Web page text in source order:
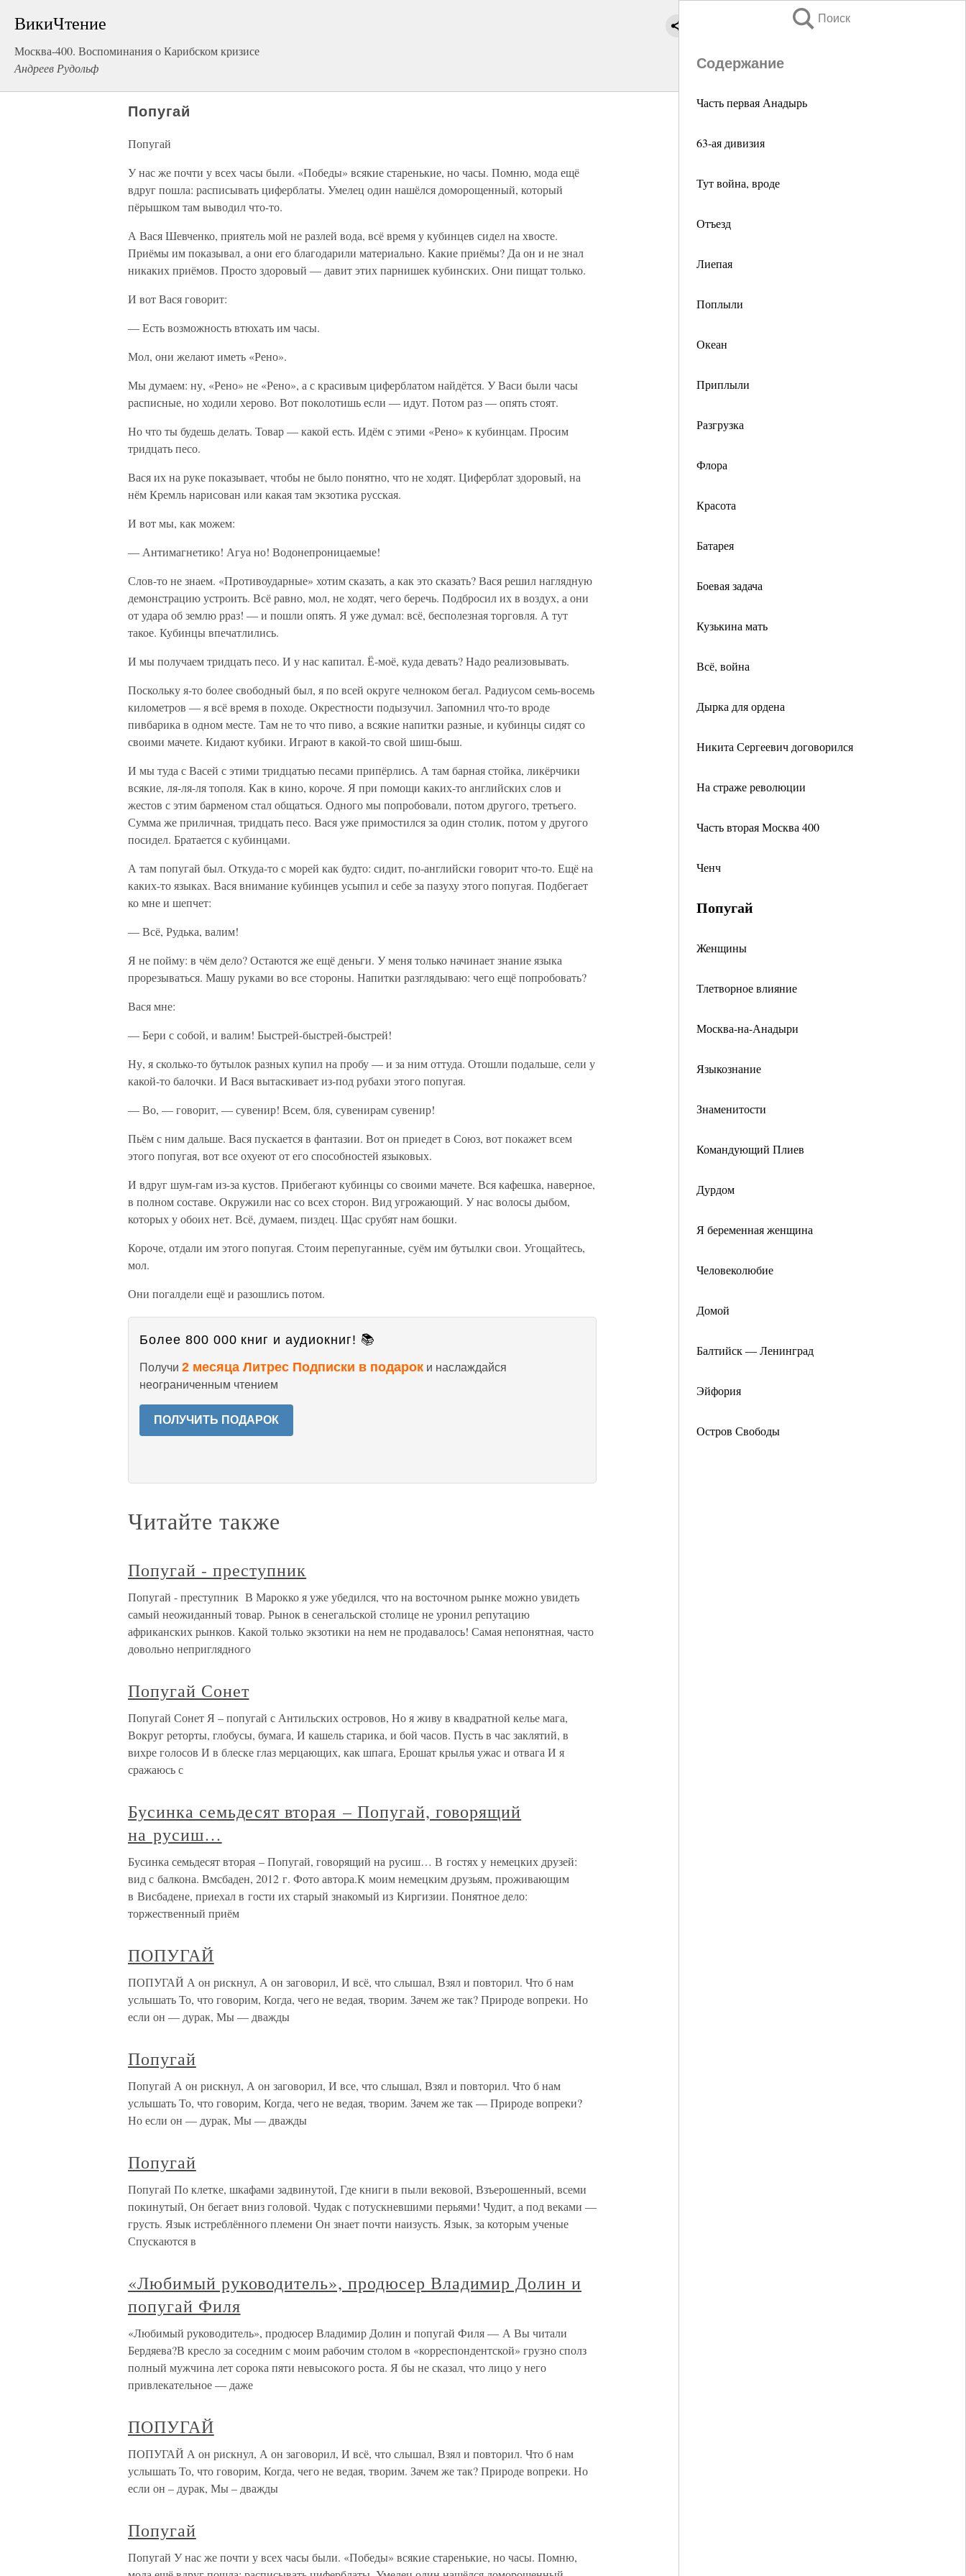
ВикиЧтение
Москва-400. Воспоминания о Карибском кризисе
Андреев Рудольф
Поиск
Содержание
Часть первая Анадырь
63-ая дивизия
Тут война, вроде
Отъезд
Лиепая
Поплыли
Океан
Приплыли
Разгрузка
Флора
Красота
Батарея
Боевая задача
Кузькина мать
Всё, война
Дырка для ордена
Никита Сергеевич договорился
На страже революции
Часть вторая Москва 400
Ченч
Попугай
Женщины
Тлетворное влияние
Москва-на-Анадыри
Языкознание
Знаменитости
Командующий Плиев
Дурдом
Я беременная женщина
Человеколюбие
Домой
Балтийск — Ленинград
Эйфория
Остров Свободы
Попугай
Попугай
У нас же почти у всех часы были. «Победы» всякие старенькие, но часы. Помню, мода ещё
вдруг пошла: расписывать циферблаты. Умелец один нашёлся доморощенный, который
пёрышком там выводил что-то.
А Вася Шевченко, приятель мой не разлей вода, всё время у кубинцев сидел на хвосте.
Приёмы им показывал, а они его благодарили материально. Какие приёмы? Да он и не знал
никаких приёмов. Просто здоровый — давит этих парнишек кубинских. Они пищат только.
И вот Вася говорит:
— Есть возможность втюхать им часы.
Мол, они желают иметь «Рено».
Мы думаем: ну, «Рено» не «Рено», а с красивым циферблатом найдётся. У Васи были часы
расписные, но ходили херово. Вот поколотишь если — идут. Потом раз — опять стоят.
Но что ты будешь делать. Товар — какой есть. Идём с этими «Рено» к кубинцам. Просим
тридцать песо.
Вася их на руке показывает, чтобы не было понятно, что не ходят. Циферблат здоровый, на
нём Кремль нарисован или какая там экзотика русская.
И вот мы, как можем:
— Антимагнетико! Агуа но! Водонепроницаемые!
Слов-то не знаем. «Противоударные» хотим сказать, а как это сказать? Вася решил наглядную
демонстрацию устроить. Всё равно, мол, не ходят, чего беречь. Подбросил их в воздух, а они
от удара об землю рраз! — и пошли опять. Я уже думал: всё, бесполезная торговля. А тут
такое. Кубинцы впечатлились.
И мы получаем тридцать песо. И у нас капитал. Ё-моё, куда девать? Надо реализовывать.
Поскольку я-то более свободный был, я по всей округе челноком бегал. Радиусом семь-восемь
километров — я всё время в походе. Окрестности подызучил. Запомнил что-то вроде
пивбарика в одном месте. Там не то что пиво, а всякие напитки разные, и кубинцы сидят со
своими мачете. Кидают кубики. Играют в какой-то свой шиш-быш.
И мы туда с Васей с этими тридцатью песами припёрлись. А там барная стойка, ликёрчики
всякие, ля-ля-ля тополя. Как в кино, короче. Я при помощи каких-то английских слов и
жестов с этим барменом стал общаться. Одного мы попробовали, потом другого, третьего.
Сумма же приличная, тридцать песо. Вася уже примостился за один столик, потом у другого
посидел. Братается с кубинцами.
А там попугай был. Откуда-то с морей как будто: сидит, по-английски говорит что-то. Ещё на
каких-то языках. Вася внимание кубинцев усыпил и себе за пазуху этого попугая. Подбегает
ко мне и шепчет:
— Всё, Рудька, валим!
Я не пойму: в чём дело? Остаются же ещё деньги. У меня только начинает знание языка
прорезываться. Машу руками во все стороны. Напитки разглядываю: чего ещё попробовать?
Вася мне:
— Бери с собой, и валим! Быстрей-быстрей-быстрей!
Ну, я сколько-то бутылок разных купил на пробу — и за ним оттуда. Отошли подальше, сели у
какой-то балочки. И Вася вытаскивает из-под рубахи этого попугая.
— Во, — говорит, — сувенир! Всем, бля, сувенирам сувенир!
Пьём с ним дальше. Вася пускается в фантазии. Вот он приедет в Союз, вот покажет всем
этого попугая, вот все охуеют от его способностей языковых.
И вдруг шум-гам из-за кустов. Прибегают кубинцы со своими мачете. Вся кафешка, наверное,
в полном составе. Окружили нас со всех сторон. Вид угрожающий. У нас волосы дыбом,
которых у обоих нет. Всё, думаем, пиздец. Щас срубят нам бошки.
Короче, отдали им этого попугая. Стоим перепуганные, суём им бутылки свои. Угощайтесь,
мол.
Они погалдели ещё и разошлись потом.
Более 800 000 книг и аудиокниг! 📚
Получи 2 месяца Литрес Подписки в подарок и наслаждайся
неограниченным чтением
ПОЛУЧИТЬ ПОДАРОК
Читайте также
Попугай - преступник
Попугай - преступник В Марокко я уже убедился, что на восточном рынке можно увидеть
самый неожиданный товар. Рынок в сенегальской столице не уронил репутацию
африканских рынков. Какой только экзотики на нем не продавалось! Самая непонятная, часто
довольно неприглядного
Попугай Сонет
Попугай Сонет Я – попугай с Антильских островов, Но я живу в квадратной келье мага,
Вокруг реторты, глобусы, бумага, И кашель старика, и бой часов. Пусть в час заклятий, в
вихре голосов И в блеске глаз мерцающих, как шпага, Ерошат крылья ужас и отвага И я
сражаюсь с
Бусинка семьдесят вторая – Попугай, говорящий
на русиш…
Бусинка семьдесят вторая – Попугай, говорящий на русиш… В гостях у немецких друзей:
вид с балкона. Вмсбаден, 2012 г. Фото автора.К моим немецким друзьям, проживающим
в Висбадене, приехал в гости их старый знакомый из Киргизии. Понятное дело:
торжественный приём
ПОПУГАЙ
ПОПУГАЙ А он рискнул, А он заговорил, И всё, что слышал, Взял и повторил. Что б нам
услышать То, что говорим, Когда, чего не ведая, творим. Зачем же так? Природе вопреки. Но
если он — дурак, Мы — дважды
Попугай
Попугай А он рискнул, А он заговорил, И все, что слышал, Взял и повторил. Что б нам
услышать То, что говорим, Когда, чего не ведая, творим. Зачем же так — Природе вопреки?
Но если он — дурак, Мы — дважды
Попугай
Попугай По клетке, шкафами задвинутой, Где книги в пыли вековой, Взъерошенный, всеми
покинутый, Он бегает вниз головой. Чудак с потускневшими перьями! Чудит, а под веками —
грусть. Язык истреблённого племени Он знает почти наизусть. Язык, за которым ученые
Спускаются в
«Любимый руководитель», продюсер Владимир Долин и
попугай Филя
«Любимый руководитель», продюсер Владимир Долин и попугай Филя — А Вы читали
Бердяева?В кресло за соседним с моим рабочим столом в «корреспондентской» грузно сполз
полный мужчина лет сорока пяти невысокого роста. Я бы не сказал, что лицо у него
привлекательное — даже
ПОПУГАЙ
ПОПУГАЙ А он рискнул, А он заговорил, И всё, что слышал, Взял и повторил. Что б нам
услышать То, что говорим, Когда, чего не ведая, творим. Зачем же так? Природе вопреки. Но
если он – дурак, Мы – дважды
Попугай
Попугай У нас же почти у всех часы были. «Победы» всякие старенькие, но часы. Помню,